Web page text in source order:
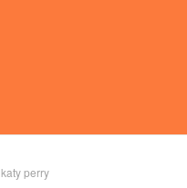
katy perry